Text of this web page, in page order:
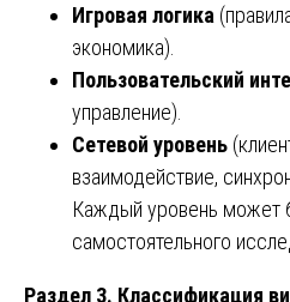
Игровая логика
экономика).
Пользовательский
управление).
Сетевой уровень
взаимодействие,
Каждый уровень может
самостоятельного
Раздел 3. Классификация